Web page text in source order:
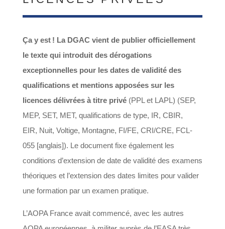
Ça y est ! La DGAC vient de publier officiellement
le texte qui introduit des dérogations
exceptionnelles pour les dates de validité des
qualifications et mentions apposées sur les
licences délivrées à titre privé(PPL et LAPL) (SEP,
MEP, SET, MET, qualifications de type, IR, CBIR,
EIR, Nuit, Voltige, Montagne, FI/FE, CRI/CRE, FCL-
055 [anglais]). Le document fixe également les
conditions d’extension de date de validité des examens
théoriques et l’extension des dates limites pour valider
une formation par un examen pratique.
L’AOPA France avait commencé, avec les autres